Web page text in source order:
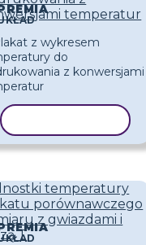
temperatur
temperatury
porównawczego
z gwiazdami i
T